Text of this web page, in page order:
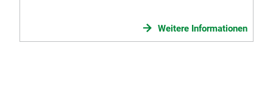
Weitere Informationen